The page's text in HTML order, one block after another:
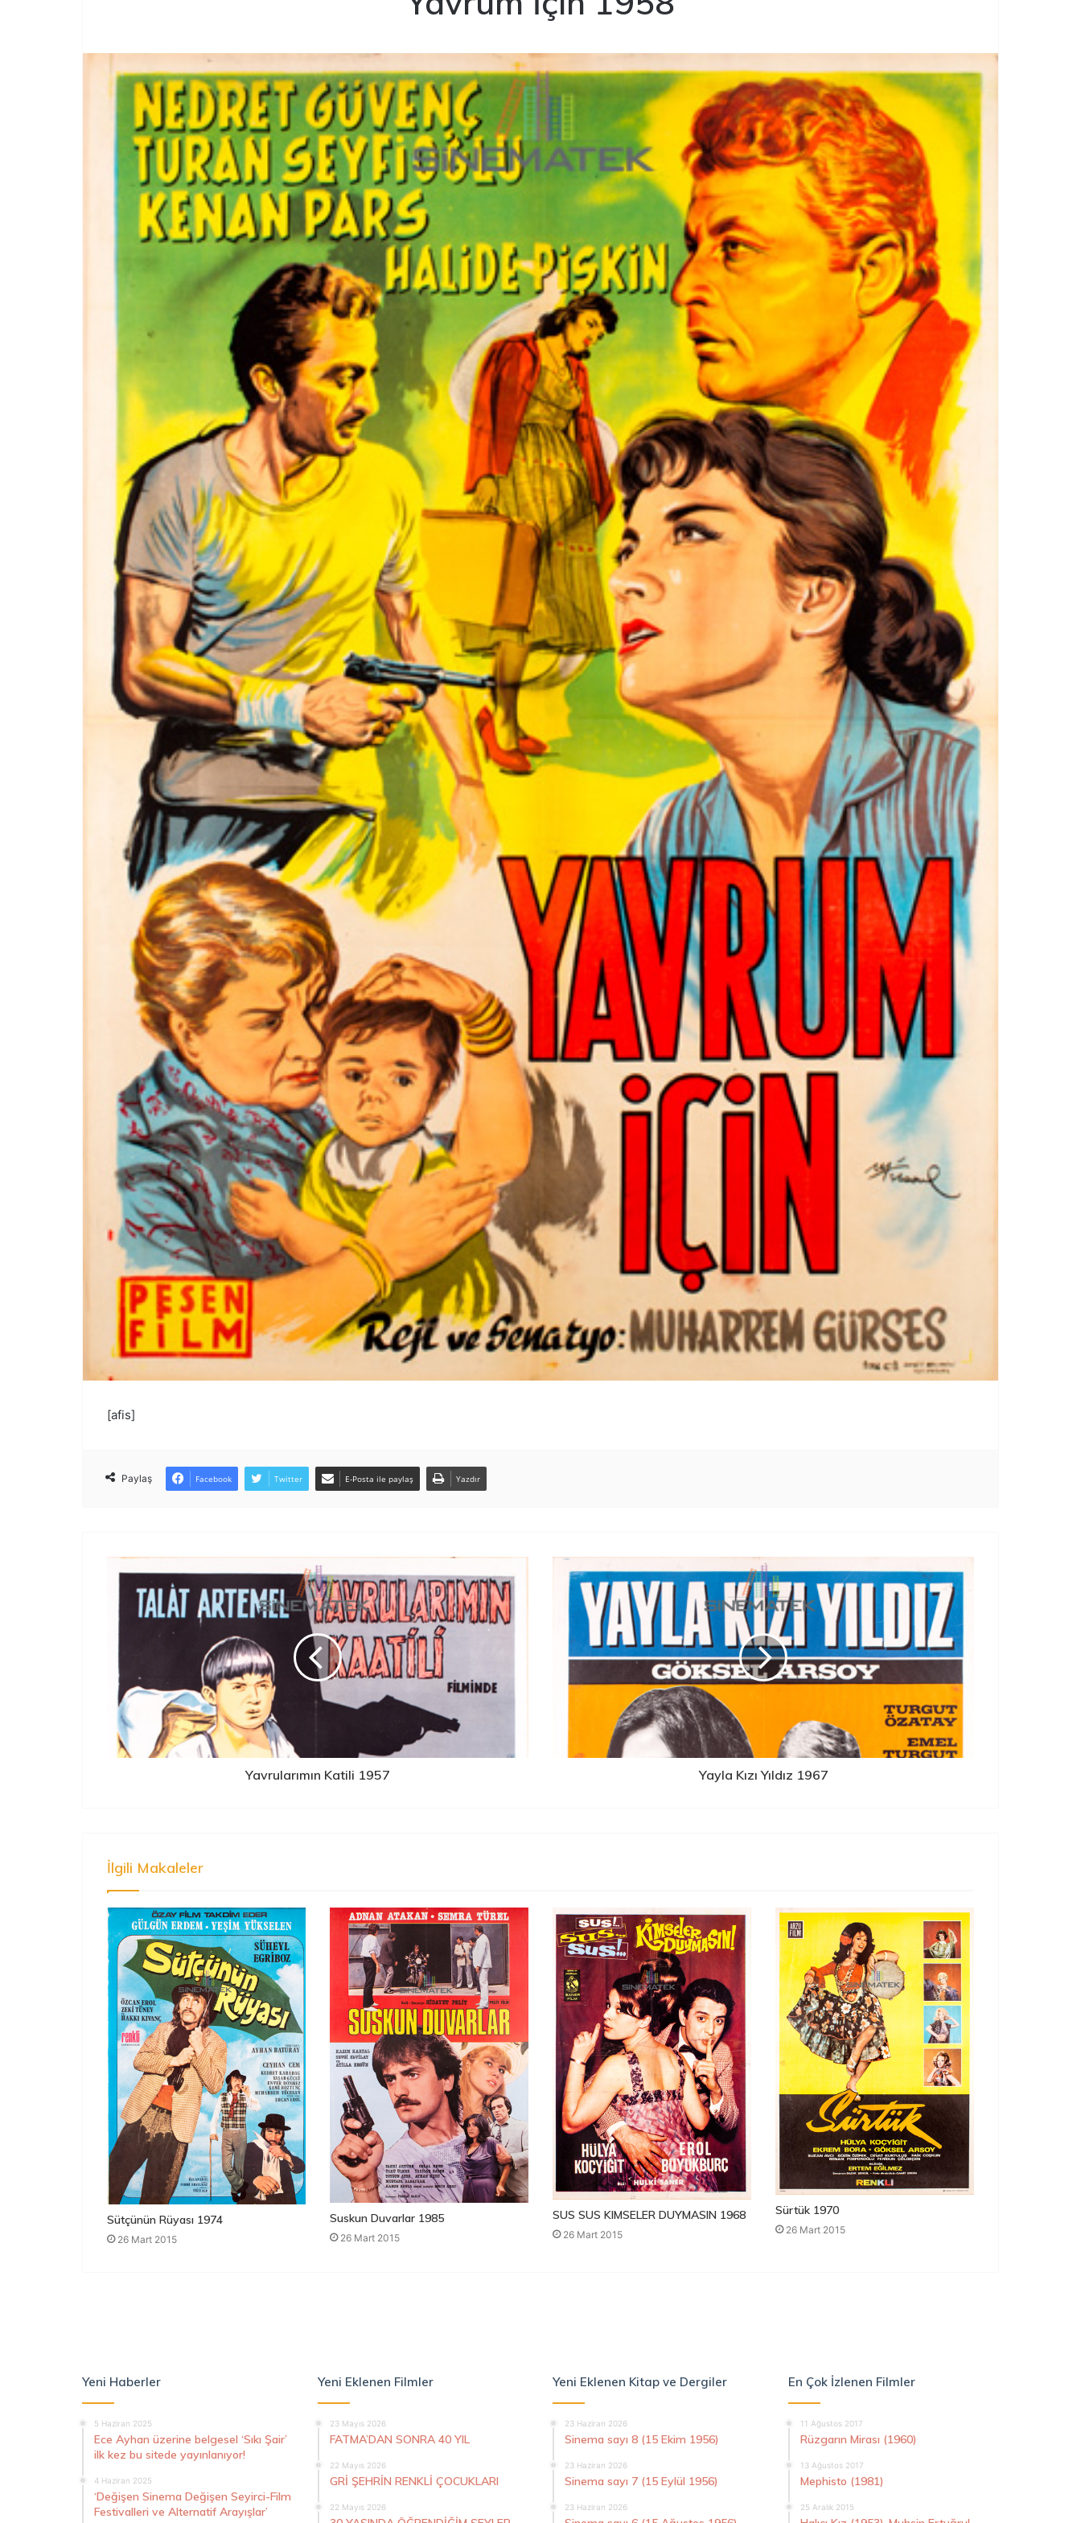
[afis]
Paylaş Facebook Twitter E-Posta ile paylaş Yazdır
Yavrularımın Katili 1957 Yayla Kızı Yıldız 1967
İlgili Makaleler
Sütçünün Rüyası 1974
26 Mart 2015
Suskun Duvarlar 1985
26 Mart 2015
SUS SUS KIMSELER DUYMASIN 1968
26 Mart 2015
Sürtük 1970
26 Mart 2015
Yeni Haberler
5 Haziran 2025
Ece Ayhan üzerine belgesel ‘Sıkı Şair’
ilk kez bu sitede yayınlanıyor!
4 Haziran 2025
‘Değişen Sinema Değişen Seyirci-Film
Festivalleri ve Alternatif Arayışlar’
Yeni Eklenen Filmler
23 Mayıs 2026
FATMA’DAN SONRA 40 YIL
22 Mayıs 2026
GRİ ŞEHRİN RENKLİ ÇOCUKLARI
22 Mayıs 2026
Yeni Eklenen Kitap ve Dergiler
23 Haziran 2026
Sinema sayı 8 (15 Ekim 1956)
23 Haziran 2026
Sinema sayı 7 (15 Eylül 1956)
23 Haziran 2026
En Çok İzlenen Filmler
11 Ağustos 2017
Rüzgarın Mirası (1960)
13 Ağustos 2017
Mephisto (1981)
25 Aralık 2015